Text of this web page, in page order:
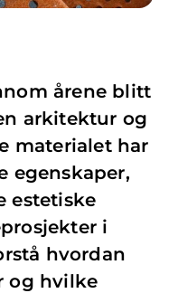
årene blitt
arkitektur og
materialet har
egenskaper,
estetiske
i
hvordan
og hvilke